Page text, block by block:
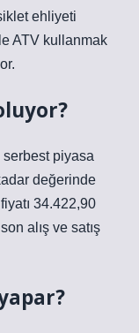
ehliyeti
ATV kullanmak
piyasa
değerinde
34.422,90
alış ve satış